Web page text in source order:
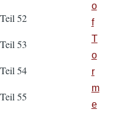
Teil 52
Teil 53
Teil 54
Teil 55
o
f
T
o
r
m
e